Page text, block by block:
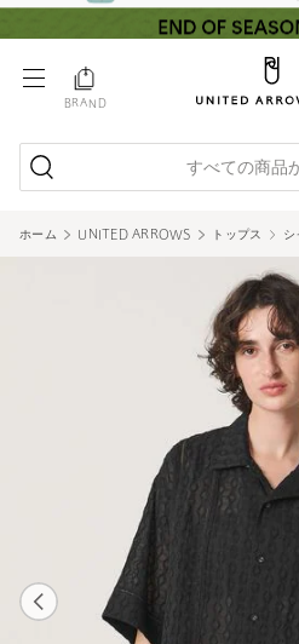
BRAND
すべての商品
ホーム UNITED ARROWS トップス シ